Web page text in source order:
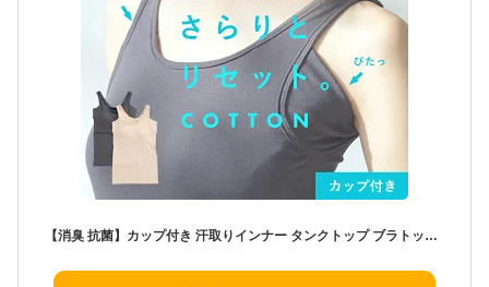
【消臭 抗菌】カップ付き 汗取りインナー タンクトップ ブラトップ 大汗 速乾 脇汗 綿混 インナー 脇汗パッド 汗取りパッド 汗脇パッド 汗じみ 汗とり 強力 背中 レディース 下着 ノースリーブ 吸水速乾 綿 夏 デオドライ コットン インナー hinna ヒンナ